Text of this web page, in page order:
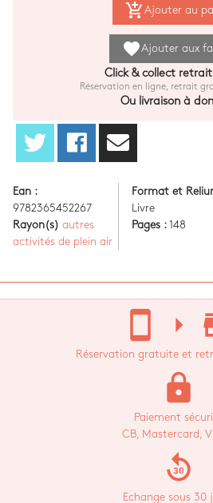
add_shopping_cart Ajouter au
favoriteAjouter aux
Click & collect
Réservation en ligne, retrait
Ou livraison à
Ean :
9782365452267
Rayon(s) autres
activités de plein air
Format et
Livre
Pages : 148
stay_current_portrait arrow_right
Réservation gratuite et
lock
Paiement
CB, Mastercard,
replay_30
Echange sous 30